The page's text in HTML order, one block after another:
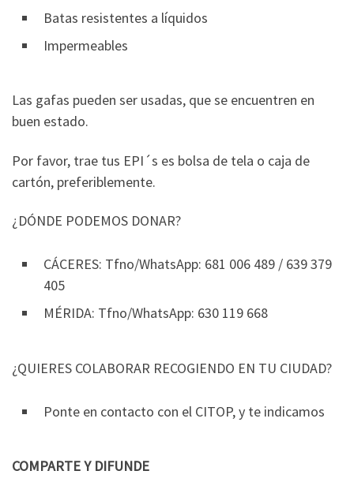
Batas resistentes a líquidos
Impermeables
Las gafas pueden ser usadas, que se encuentren en
buen estado.
Por favor, trae tus EPI´s es bolsa de tela o caja de
cartón, preferiblemente.
¿DÓNDE PODEMOS DONAR?
CÁCERES: Tfno/WhatsApp: 681 006 489 / 639 379
405
MÉRIDA: Tfno/WhatsApp: 630 119 668
¿QUIERES COLABORAR RECOGIENDO EN TU CIUDAD?
Ponte en contacto con el CITOP, y te indicamos
COMPARTE Y DIFUNDE